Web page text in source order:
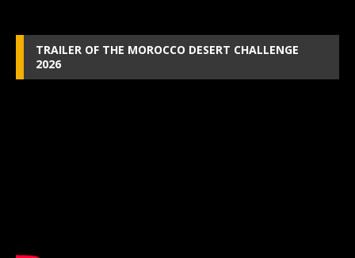
TRAILER OF THE MOROCCO DESERT CHALLENGE
2026